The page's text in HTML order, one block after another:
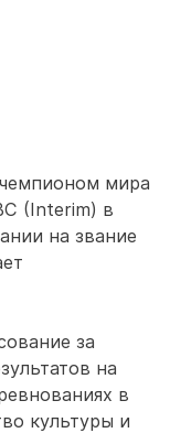
мира
(Interim) в
на звание
за
на
в
культуры и